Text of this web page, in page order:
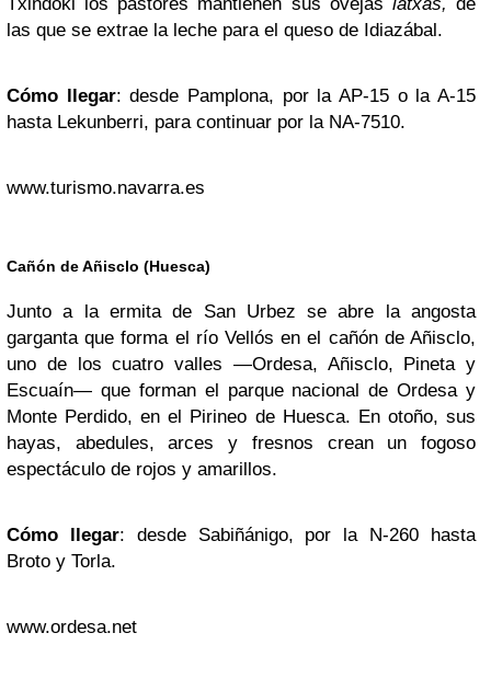
Txindoki los pastores mantienen sus ovejas latxas, de
las que se extrae la leche para el queso de Idiazábal.
Cómo llegar: desde Pamplona, por la AP-15 o la A-15
hasta Lekunberri, para continuar por la NA-7510.
www.turismo.navarra.es
Cañón de Añisclo (Huesca)
Junto a la ermita de San Urbez se abre la angosta
garganta que forma el río Vellós en el cañón de Añisclo,
uno de los cuatro valles —Ordesa, Añisclo, Pineta y
Escuaín— que forman el parque nacional de Ordesa y
Monte Perdido, en el Pirineo de Huesca. En otoño, sus
hayas, abedules, arces y fresnos crean un fogoso
espectáculo de rojos y amarillos.
Cómo llegar: desde Sabiñánigo, por la N-260 hasta
Broto y Torla.
www.ordesa.net